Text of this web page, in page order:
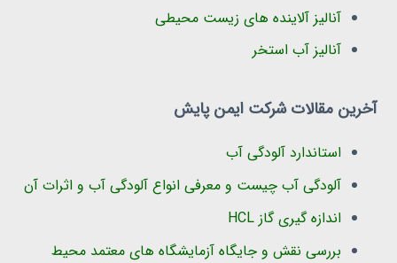
آنالیز آلاینده های زیست محیطی
آنالیز آب استخر
آخرین مقالات شرکت ایمن پایش
استاندارد آلودگی آب
آلودگی آب چیست و معرفی انواع آلودگی آب و اثرات آن
اندازه گیری گاز HCL
بررسی نقش و جایگاه آزمایشگاه های معتمد محیط